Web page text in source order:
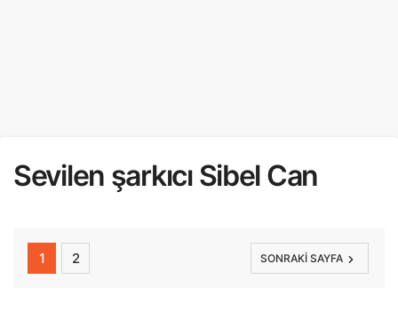
Sevilen şarkıcı Sibel Can
1 2 SONRAKI SAYFA